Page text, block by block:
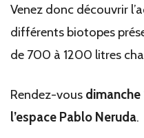
Venez donc découvrir
différents biotopes
de 700 à 1200 litres
Rendez-vous dimanche
l’espace Pablo Neruda.